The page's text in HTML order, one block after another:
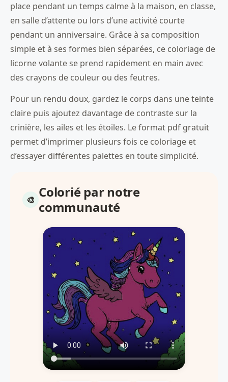
place pendant un temps calme à la maison, en classe,
en salle d’attente ou lors d’une activité courte
pendant un anniversaire. Grâce à sa composition
simple et à ses formes bien séparées, ce coloriage de
licorne volante se prend rapidement en main avec
des crayons de couleur ou des feutres.
Pour un rendu doux, gardez le corps dans une teinte
claire puis ajoutez davantage de contraste sur la
crinière, les ailes et les étoiles. Le format pdf gratuit
permet d’imprimer plusieurs fois ce coloriage et
d’essayer différentes palettes en toute simplicité.
Colorié par notre
communauté